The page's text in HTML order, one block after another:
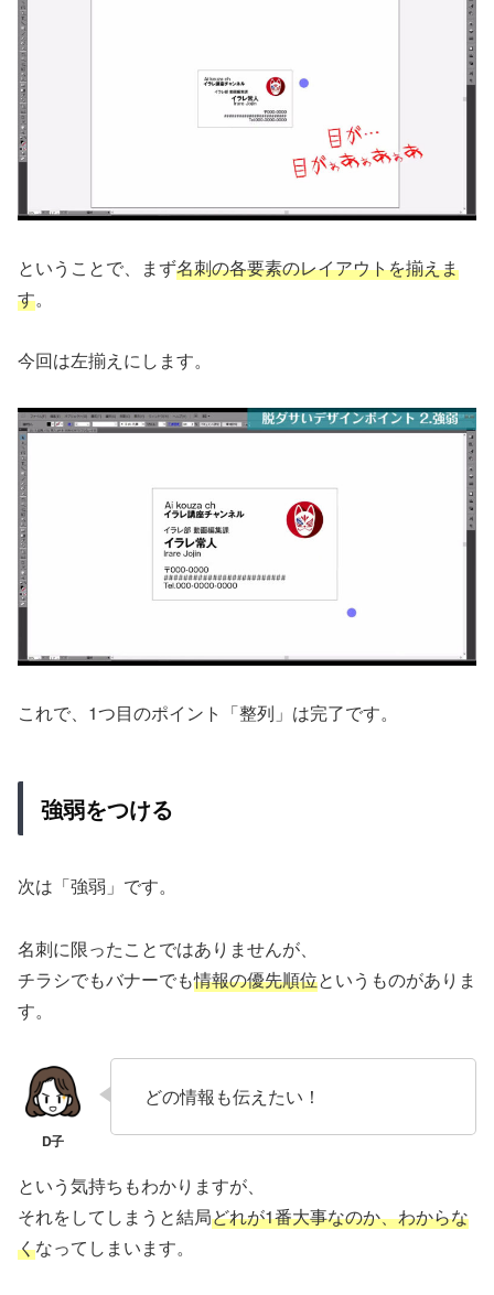
ということで、まず名刺の各要素のレイアウトを揃えま
す。
今回は左揃えにします。
これで、1つ目のポイント「整列」は完了です。
強弱をつける
次は「強弱」です。
名刺に限ったことではありませんが、
チラシでもバナーでも情報の優先順位というものがありま
す。
どの情報も伝えたい！
という気持ちもわかりますが、
それをしてしまうと結局どれが1番大事なのか、わからな
くなってしまいます。